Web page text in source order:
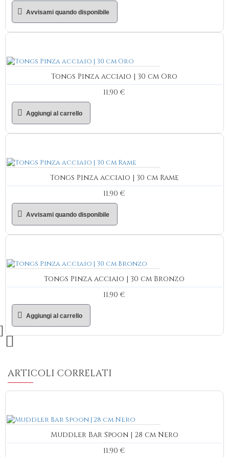
Avvisami quando disponibile
Tongs Pinza acciaio | 30 cm Oro
11,90 €
Aggiungi al carrello
Tongs Pinza acciaio | 30 cm Rame
11,90 €
Avvisami quando disponibile
Tongs Pinza acciaio | 30 cm Bronzo
11,90 €
Aggiungi al carrello
ARTICOLI CORRELATI
Muddler Bar Spoon | 28 cm Nero
11,90 €